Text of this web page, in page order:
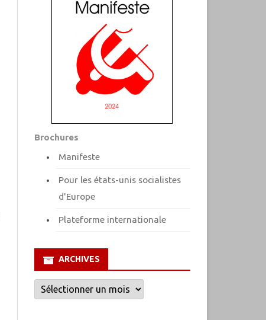
Brochures
Manifeste
Pour les états-unis socialistes
d'Europe
Plateforme internationale
ARCHIVES
Archives